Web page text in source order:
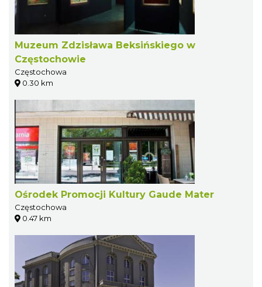
Muzeum Zdzisława Beksińskiego w
Częstochowie
Częstochowa
0.30 km
Ośrodek Promocji Kultury Gaude Mater
Częstochowa
0.47 km